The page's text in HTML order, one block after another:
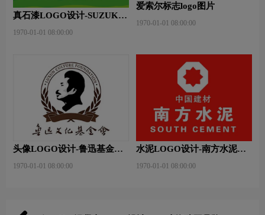
真石漆LOGO设计-SUZUKA
1970-01-01 08:00:00
爱索尔标志logo图片
1970-01-01 08:00:00
头像LOGO设计-鲁迅基金会
1970-01-01 08:00:00
水泥LOGO设计-南方水泥品
1970-01-01 08:00:00